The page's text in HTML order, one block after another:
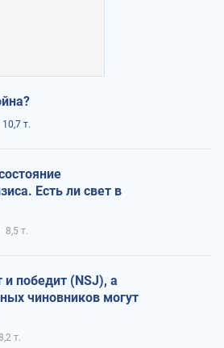
10,7 т.
Есть ли свет в
8,5 т.
победит (NSJ), а
чиновников могут
т.